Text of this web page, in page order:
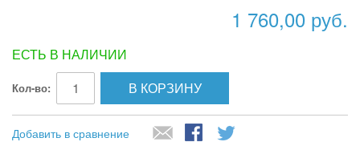
1 760,00 руб.
ЕСТЬ В НАЛИЧИИ
Кол-во: В КОРЗИНУ
Добавить в сравнение